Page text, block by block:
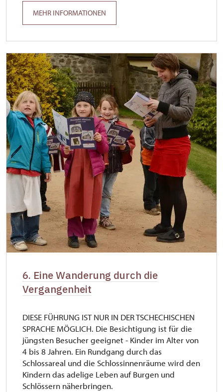
MEHR INFORMATIONEN
6. Eine Wanderung durch die
Vergangenheit
DIESE FÜHRUNG IST NUR IN DER TSCHECHISCHEN
SPRACHE MÖGLICH. Die Besichtigung ist für die
jüngsten Besucher geeignet - Kinder im Alter von
4 bis 8 Jahren. Ein Rundgang durch das
Schlossareal und die Schlossinnenräume wird den
Kindern das adelige Leben auf Burgen und
Schlössern näherbringen.